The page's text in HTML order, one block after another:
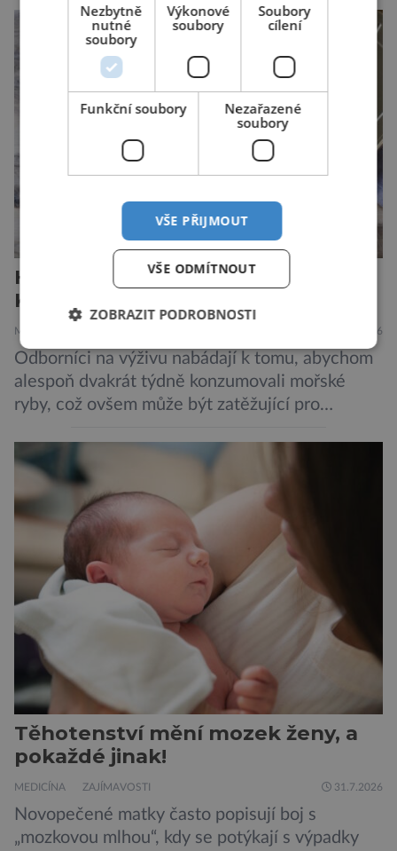
Hit zdravého stravování:
Konzervované sardinky!
MEDICÍNA 4.8.2026
Odborníci na výživu nabádají k tomu, abychom
alespoň dvakrát týdně konzumovali mořské
ryby, což ovšem může být zatěžující pro
doporučení se nyní staly konzervované
sardinky, které si může dovolit opravdu každý
„Místo toho, aby poskytovaly izolované
mononutrienty, jsou rybí konzervy kompletní
potravinou,“ říká nutriční specialista Colin
Robertson a zdůrazňuje […]
Těhotenství mění mozek ženy, a
pokaždé jinak!
MEDICÍNA ZAJÍMAVOSTI 31.7.2026
Novopečené matky často popisují boj s
„mozkovou mlhou“, kdy se potýkají s výpadky
Nezbytně
nutné
soubory
Výkonové
soubory
Soubory
cílení
Funkční soubory
Nezařazené
soubory
VŠE PŘIJMOUT
VŠE ODMÍTNOUT
ZOBRAZIT PODROBNOSTI